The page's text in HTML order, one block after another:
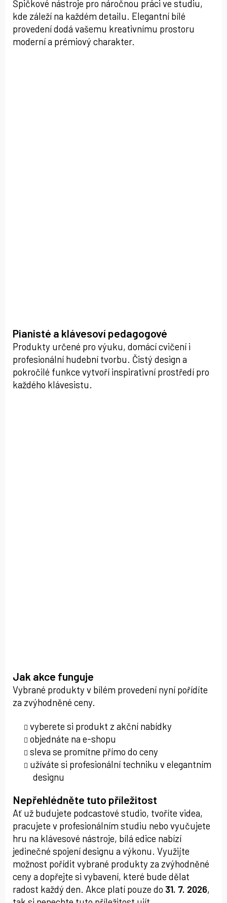
Špičkové nástroje pro náročnou práci ve studiu,
kde záleží na každém detailu. Elegantní bílé
provedení dodá vašemu kreativnímu prostoru
moderní a prémiový charakter.
Pianisté a klávesoví pedagogové
Produkty určené pro výuku, domácí cvičení i
profesionální hudební tvorbu. Čistý design a
pokročilé funkce vytvoří inspirativní prostředí pro
každého klávesistu.
Jak akce funguje
Vybrané produkty v bílém provedení nyní pořídíte
za zvýhodněné ceny.
vyberete si produkt z akční nabídky
objednáte na e-shopu
sleva se promítne přímo do ceny
užíváte si profesionální techniku v elegantním
designu
Nepřehlédněte tuto příležitost
Ať už budujete podcastové studio, tvoříte videa,
pracujete v profesionálním studiu nebo vyučujete
hru na klávesové nástroje, bílá edice nabízí
jedinečné spojení designu a výkonu. Využijte
možnost pořídit vybrané produkty za zvýhodněné
ceny a dopřejte si vybavení, které bude dělat
radost každý den. Akce platí pouze do 31. 7. 2026,